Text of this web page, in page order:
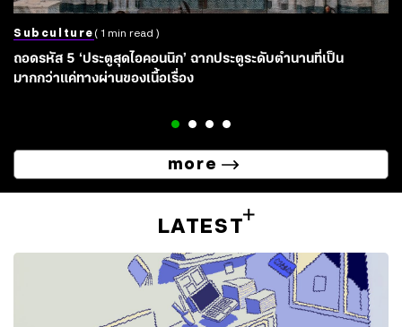
Subculture ( 1 min read )
ถอดรหัส 5 ‘ประตูสุดไอคอนนิก’ ฉากประตูระดับตำนานที่เป็น
มากกว่าแค่ทางผ่านของเนื้อเรื่อง
more
LATEST